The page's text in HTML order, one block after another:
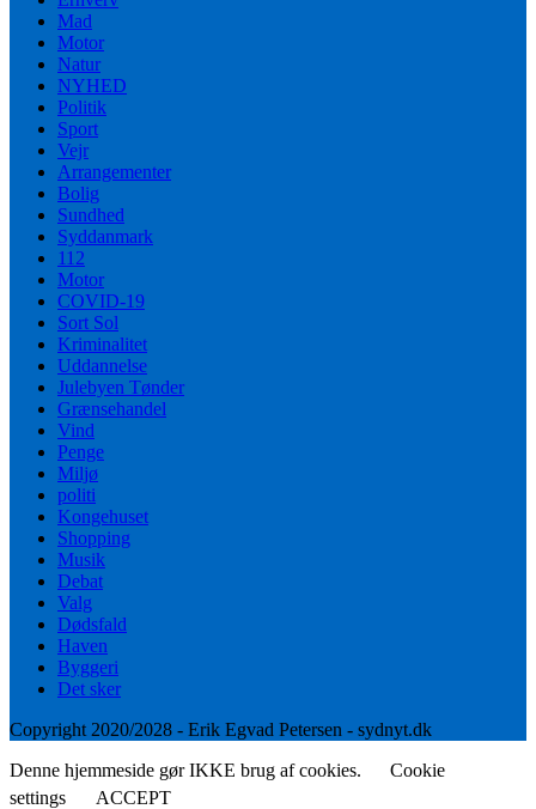
Mad
Motor
Natur
NYHED
Politik
Sport
Vejr
Arrangementer
Bolig
Sundhed
Syddanmark
112
Motor
COVID-19
Sort Sol
Kriminalitet
Uddannelse
Julebyen Tønder
Grænsehandel
Vind
Penge
Miljø
politi
Kongehuset
Shopping
Musik
Debat
Valg
Dødsfald
Haven
Byggeri
Det sker
Copyright 2020/2028 - Erik Egvad Petersen - sydnyt.dk
Denne hjemmeside gør IKKE brug af cookies.
Cookie
settings
ACCEPT